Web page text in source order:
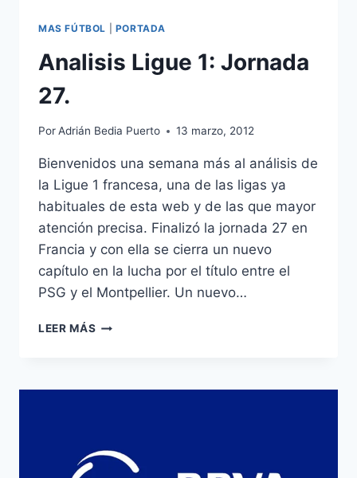
MAS FÚTBOL PORTADA
Analisis Ligue 1: Jornada
27.
PorAdrián Bedia Puerto 13 marzo, 2012
Bienvenidos una semana más al análisis de
la Ligue 1 francesa, una de las ligas ya
habituales de esta web y de las que mayor
atención precisa. Finalizó la jornada 27 en
Francia y con ella se cierra un nuevo
capítulo en la lucha por el título entre el
PSG y el Montpellier. Un nuevo…
LEER MÁS ANALISIS
27.